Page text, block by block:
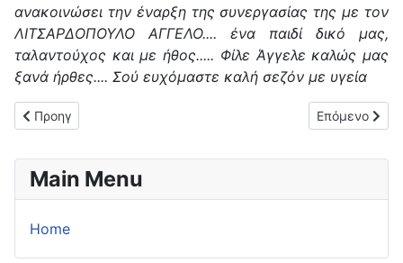
ανακοινώσει την έναρξη της συνεργασίας της με τον
ΛΙΤΣΑΡΔΟΠΟΥΛΟ ΑΓΓΕΛΟ.... ένα παιδί δικό μας,
ταλαντούχος και με ήθος..... Φίλε Άγγελε καλώς μας
ξανά ήρθες.... Σού ευχόμαστε καλή σεζόν με υγεία
Προηγούμενο άρθρο: Εκλογές στον ΑΟ Κέρκυρα!
Προηγ Επόμενο
Επόμενο
Main Menu
Home